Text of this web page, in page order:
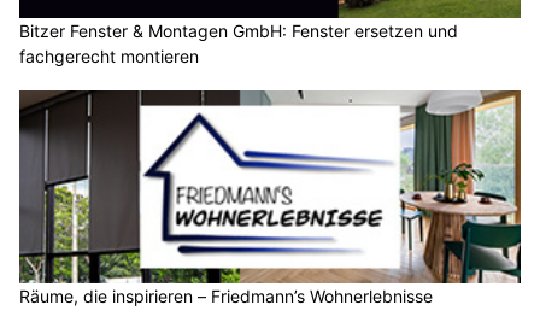
Bitzer Fenster & Montagen GmbH: Fenster ersetzen und
fachgerecht montieren
Räume, die inspirieren – Friedmann’s Wohnerlebnisse